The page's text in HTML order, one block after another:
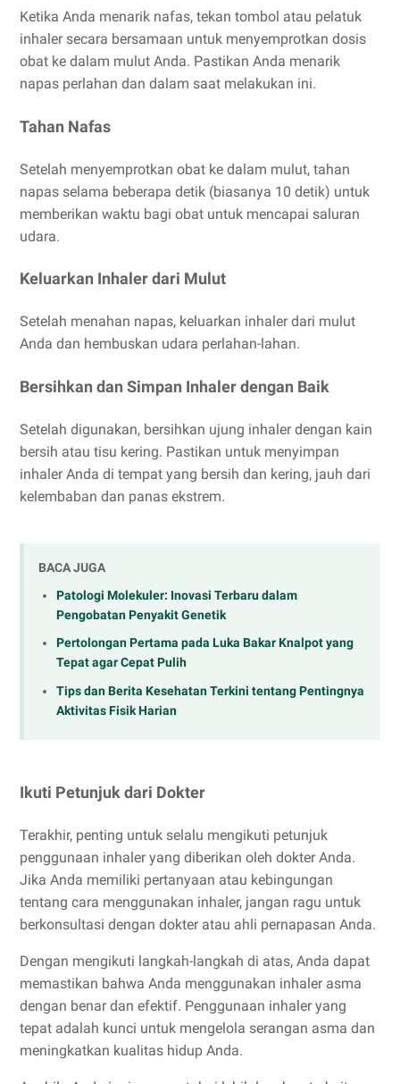
Ketika Anda menarik nafas, tekan tombol atau pelatuk
inhaler secara bersamaan untuk menyemprotkan dosis
obat ke dalam mulut Anda. Pastikan Anda menarik
napas perlahan dan dalam saat melakukan ini.
Tahan Nafas
Setelah menyemprotkan obat ke dalam mulut, tahan
napas selama beberapa detik (biasanya 10 detik) untuk
memberikan waktu bagi obat untuk mencapai saluran
udara.
Keluarkan Inhaler dari Mulut
Setelah menahan napas, keluarkan inhaler dari mulut
Anda dan hembuskan udara perlahan-lahan.
Bersihkan dan Simpan Inhaler dengan Baik
Setelah digunakan, bersihkan ujung inhaler dengan kain
bersih atau tisu kering. Pastikan untuk menyimpan
inhaler Anda di tempat yang bersih dan kering, jauh dari
kelembaban dan panas ekstrem.
BACA JUGA
Patologi Molekuler: Inovasi Terbaru dalam
Pengobatan Penyakit Genetik
Pertolongan Pertama pada Luka Bakar Knalpot yang
Tepat agar Cepat Pulih
Tips dan Berita Kesehatan Terkini tentang Pentingnya
Aktivitas Fisik Harian
Ikuti Petunjuk dari Dokter
Terakhir, penting untuk selalu mengikuti petunjuk
penggunaan inhaler yang diberikan oleh dokter Anda.
Jika Anda memiliki pertanyaan atau kebingungan
tentang cara menggunakan inhaler, jangan ragu untuk
berkonsultasi dengan dokter atau ahli pernapasan Anda.
Dengan mengikuti langkah-langkah di atas, Anda dapat
memastikan bahwa Anda menggunakan inhaler asma
dengan benar dan efektif. Penggunaan inhaler yang
tepat adalah kunci untuk mengelola serangan asma dan
meningkatkan kualitas hidup Anda.